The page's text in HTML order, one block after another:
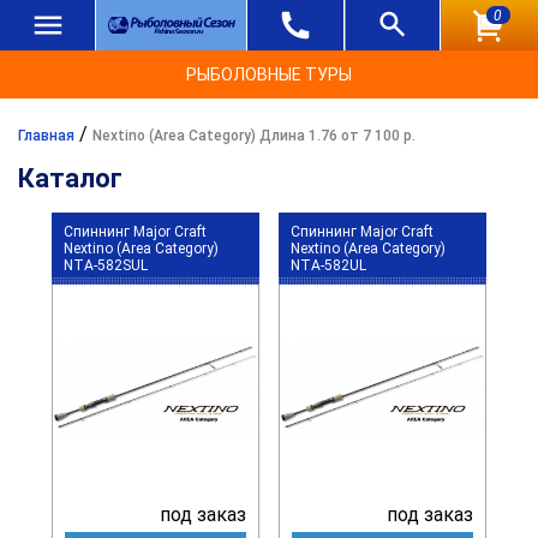
0
РЫБОЛОВНЫЕ ТУРЫ
Главная / Nextino (Area Category) Длина 1.76 от 7 100 р.
Каталог
Спиннинг Major Craft
Nextino (Area Category)
NTA-582SUL
под заказ
Спиннинг Major Craft
Nextino (Area Category)
NTA-582UL
под заказ